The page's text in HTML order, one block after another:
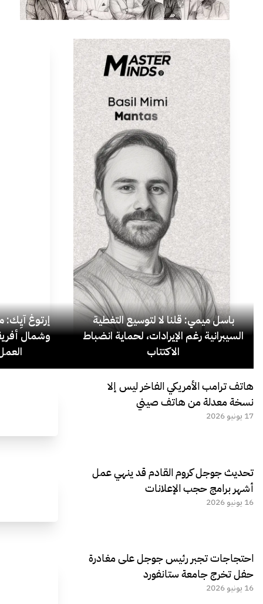
باسل ميمي: قلنا لا لتوسيع التغطية
السيبرانية رغم الإيرادات، لحماية انضباط
الاكتتاب
إرتوغ آيِك:
وشمال
هاتف ترامب الأمريكي الفاخر ليس إلا
نسخة معدلة من هاتف صيني
17 يونيو 2026
تحديث جوجل كروم القادم قد ينهي عمل
أشهر برامج حجب الإعلانات
16 يونيو 2026
احتجاجات تجبر رئيس جوجل على مغادرة
حفل تخرج جامعة ستانفورد
16 يونيو 2026